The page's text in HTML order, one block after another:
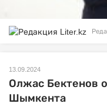
13.09.2024
Олжас Бектенов
Шымкента